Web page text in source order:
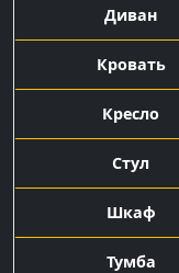
Диван
Кровать
Кресло
Стул
Шкаф
Тумба